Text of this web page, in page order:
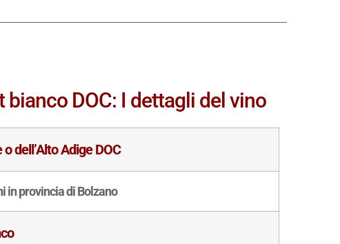
bianco DOC: I dettagli del vino
dell’Alto Adige DOC
in provincia di Bolzano